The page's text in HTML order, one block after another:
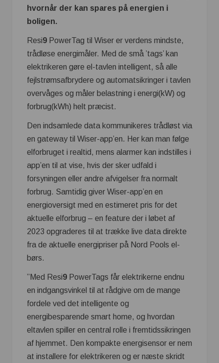
hvornår der kan spares på energien i
boligen.
Resi9 PowerTag til Wiser er verdens mindste,
trådløse energimåler. Med de små ’tags’ kan
elektrikeren gøre el-tavlen intelligent, så alle
fejlstrømsafbrydere og automatsikringer i tavlen
overvåges og måler belastning i energi(kW) og
forbrug(kWh) helt præcist.
Den indsamlede data kommunikeres trådløst via
en gateway til Wiser-app’en. Her kan man følge
elforbruget i realtid, mens alarmer kan indstilles i
app’en til at vise, hvis der sker udfald i
forsyningen eller andre afvigelser fra normalt
forbrug. Samtidig giver Wiser-app’en en
energioversigt med en estimeret pris for det
aktuelle elforbrug – en feature der i løbet af
2023 opgraderes til at trække live data direkte
fra de aktuelle energipriser på Nord Pools el-
børs.
”Med Resi9 PowerTags får elektrikerne endnu
en indgangsvinkel til at rådgive om de mange
fordele ved det intelligente og
energibesparende smart home, og hvordan
eltavlen spiller en central rolle i fremtidssikringen
af hjemmet. Den kompakte energisensor er nem
at installere for elektrikeren og er næste skridt